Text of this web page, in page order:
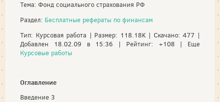
Тема: Фонд социального страхования РФ
Раздел: Бесплатные рефераты по финансам
Тип: Курсовая работа | Размер: 118.18K | Скачано: 477 |
Добавлен 18.02.09 в 15:36 | Рейтинг: +108 | Еще
Курсовые работы
Оглавление
Введение 3